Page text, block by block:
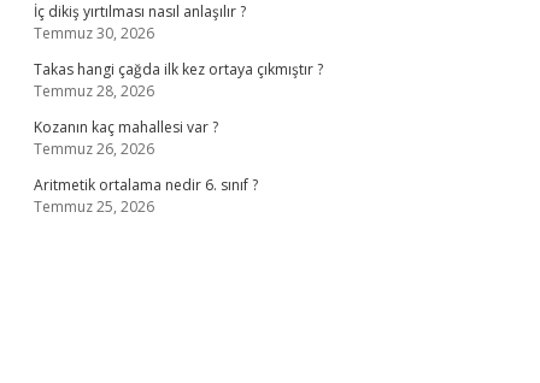
İç dikiş yırtılması nasıl anlaşılır ?
Temmuz 30, 2026
Takas hangi çağda ilk kez ortaya çıkmıştır ?
Temmuz 28, 2026
Kozanın kaç mahallesi var ?
Temmuz 26, 2026
Aritmetik ortalama nedir 6. sınıf ?
Temmuz 25, 2026